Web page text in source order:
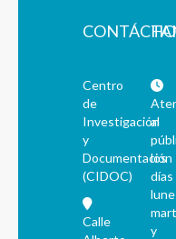
Centro
de
Investigación
y
Documentación
(CIDOC)
Calle
al
los
días
y